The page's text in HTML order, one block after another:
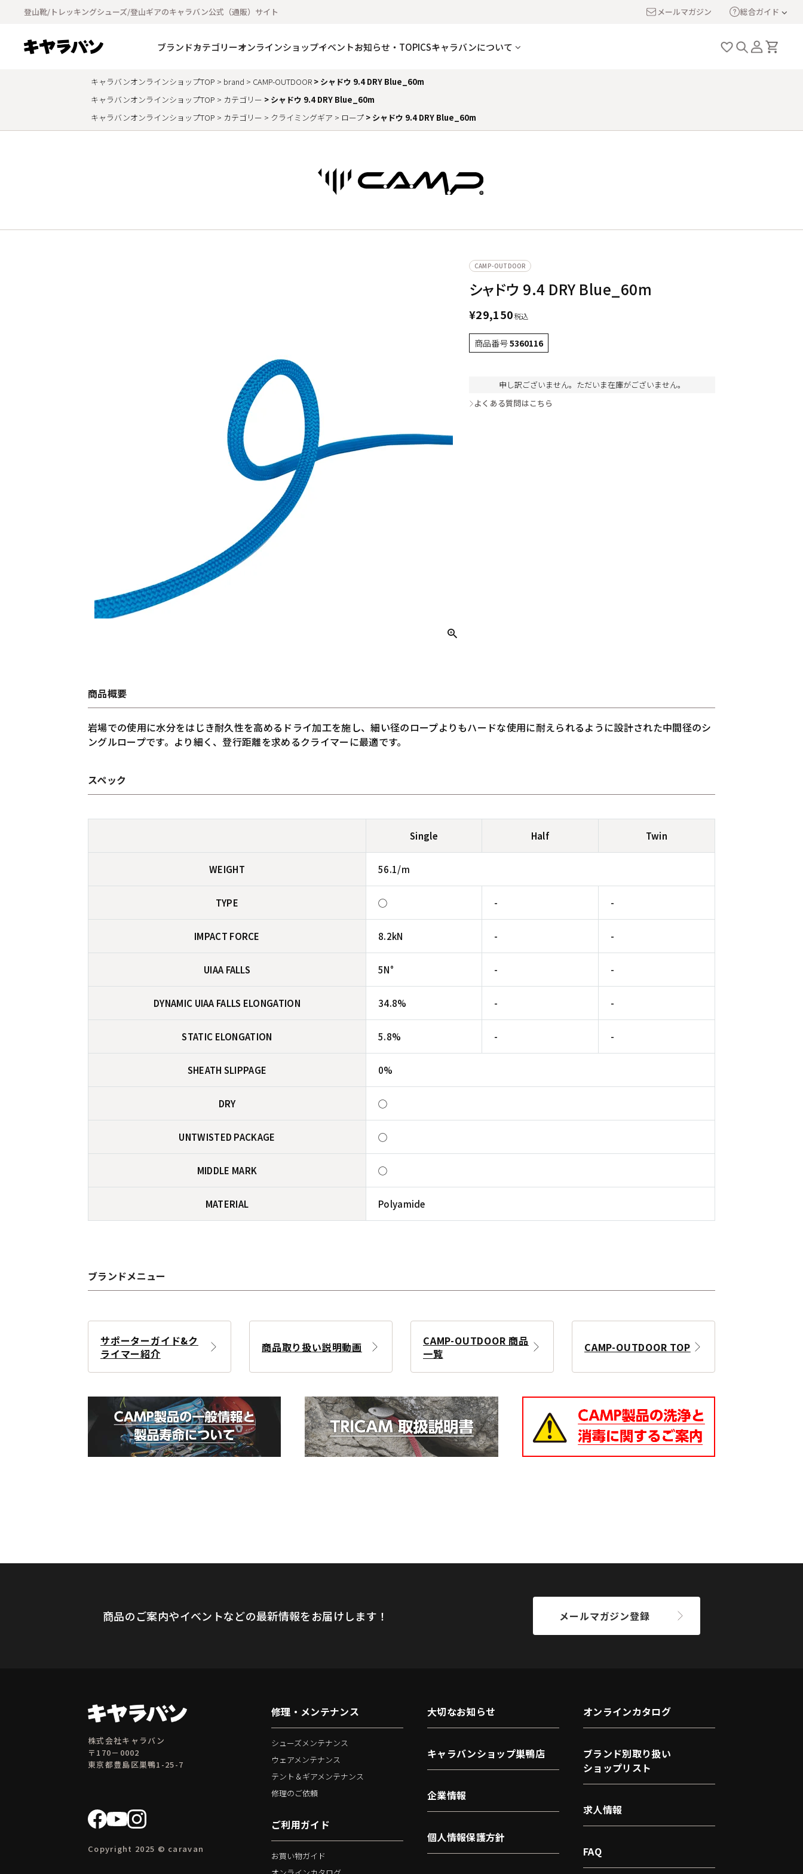
登山靴/トレッキングシューズ/登山ギアのキャラバン公式（通販）サイト メールマガジン 総合ガイド
ブランドカテゴリーオンラインショップイベントお知らせ・TOPICSキャラバンについて
キャラバンオンラインショップTOP brand CAMP-OUTDOOR
シャドウ 9.4 DRY Blue_60m
キャラバンオンラインショップTOP
カテゴリー
シャドウ 9.4 DRY Blue_60m
キャラバンオンラインショップTOP
カテゴリー クライミングギア ロープ シャドウ 9.4 DRY Blue_60m
CAMP-OUTDOOR
シャドウ 9.4 DRY Blue_60m
¥29,150税込
商品番号5360116
申し訳ございません。ただいま在庫がございません。
よくある質問はこちら
商品概要
岩場での使用に水分をはじき耐久性を高めるドライ加工を施し、細い径のロープよりもハードな使用に耐えられるように設計された中間径のシ
ングルロープです。より細く、登行距離を求めるクライマーに最適です。
スペック
Single Half Twin
WEIGHT 56.1/m
TYPE ◯ - -
IMPACT FORCE 8.2kN - -
UIAA FALLS 5N° - -
DYNAMIC UIAA FALLS ELONGATION 34.8% - -
STATIC ELONGATION 5.8% - -
SHEATH SLIPPAGE 0%
DRY ◯
UNTWISTED PACKAGE ◯
MIDDLE MARK ◯
MATERIAL Polyamide
ブランドメニュー
サポーターガイド&ク
ライマー紹介
商品取り扱い説明動画
CAMP-OUTDOOR 商品
一覧
CAMP-OUTDOOR TOP
商品のご案内やイベントなどの最新情報をお届けします！ メールマガジン登録
株式会社キャラバン
〒170－0002
東京都豊島区巣鴨1-25-7
Copyright 2025 © caravan
修理・メンテナンス
シューズメンテナンス
ウェアメンテナンス
テント＆ギアメンテナンス
修理のご依頼
ご利用ガイド
お買い物ガイド
大切なお知らせ
キャラバンショップ巣鴨店
企業情報
個人情報保護方針
オンラインカタログ
ブランド別取り扱い
ショップリスト
求人情報
FAQ